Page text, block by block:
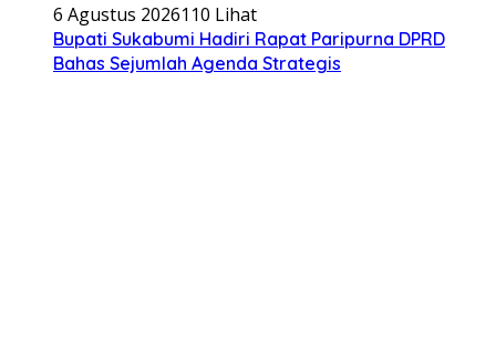
6 Agustus 2026110 Lihat
Bupati Sukabumi Hadiri Rapat Paripurna DPRD
Bahas Sejumlah Agenda Strategis